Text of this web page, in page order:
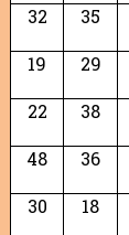
32 35
19 29
22 38
48 36
30 18